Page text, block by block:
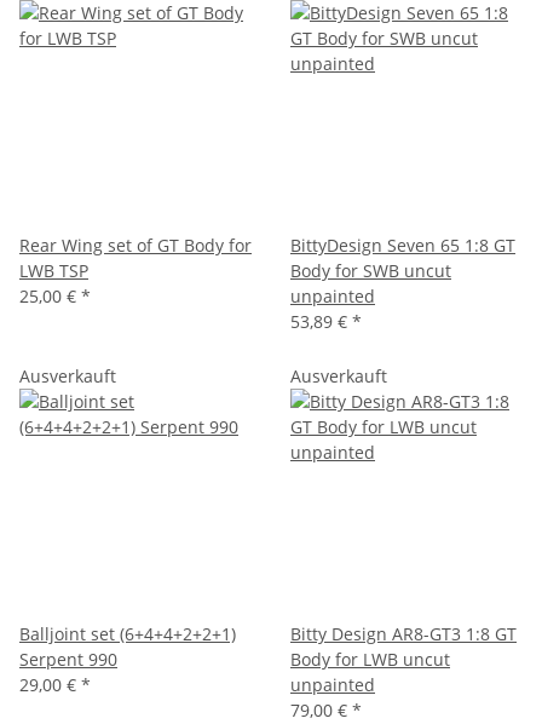
Rear Wing set of GT Body for
LWB TSP
25,00 € *
BittyDesign Seven 65 1:8 GT
Body for SWB uncut
unpainted
53,89 € *
Ausverkauft
Balljoint set (6+4+4+2+2+1)
Serpent 990
29,00 € *
Ausverkauft
Bitty Design AR8-GT3 1:8 GT
Body for LWB uncut
unpainted
79,00 € *